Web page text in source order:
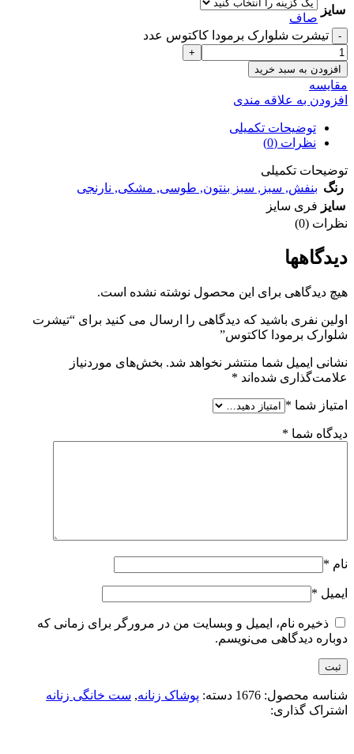
سایز
صاف
تیشرت شلوارک برمودا کاکتوس عدد
افزودن به سبد خرید
مقايسه
افزودن به علاقه مندی
توضیحات تکمیلی
نظرات (0)
توضیحات تکمیلی
رنگ بنفش, سبز , سبز بنتون, طوسی, مشکی, نارنجی
سایز فری سایز
نظرات (0)
دیدگاهها
هیچ دیدگاهی برای این محصول نوشته نشده است.
اولین نفری باشید که دیدگاهی را ارسال می کنید برای “تیشرت
شلوارک برمودا کاکتوس”
نشانی ایمیل شما منتشر نخواهد شد. بخش‌های موردنیاز
علامت‌گذاری شده‌اند *
امتیاز شما *
دیدگاه شما *
نام *
ایمیل *
ذخیره نام، ایمیل و وبسایت من در مرورگر برای زمانی که
دوباره دیدگاهی می‌نویسم.
شناسه محصول: 1676 دسته: پوشاک زنانه, ست خانگی زنانه
اشتراک گذاری: